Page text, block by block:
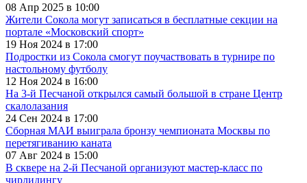
08 Апр 2025 в 10:00
Жители Сокола могут записаться в бесплатные секции на
портале «Московский спорт»
19 Ноя 2024 в 17:00
Подростки из Сокола смогут поучаствовать в турнире по
настольному футболу
12 Ноя 2024 в 16:00
На 3-й Песчаной открылся самый большой в стране Центр
скалолазания
24 Сен 2024 в 17:00
Сборная МАИ выиграла бронзу чемпионата Москвы по
перетягиванию каната
07 Авг 2024 в 15:00
В сквере на 2-й Песчаной организуют мастер-класс по
чирлидингу